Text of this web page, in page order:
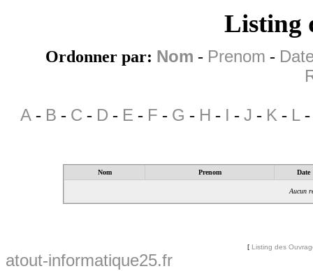
Listing
Ordonner par: Nom - Prenom -
A- B - C - D - E - F - G - H - I - J - K - L
Nom Prenom Date
Aucun
[ Listing des
atout-informatique25.fr